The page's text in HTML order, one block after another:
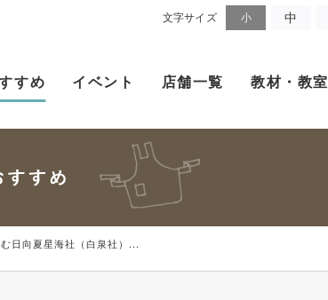
文字サイズ 小 中
すめ イベント 店舗一覧 教材・教室
日向夏星海社（白泉社）...